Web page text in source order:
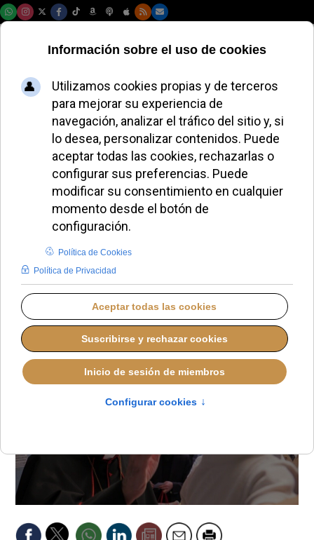
El secretario de
Estado del Vaticano
visita el Hospital
Pediátrico Bambino
Gesù
MIÉRCOLES, 24 DICIEMBRE 2025 14:03